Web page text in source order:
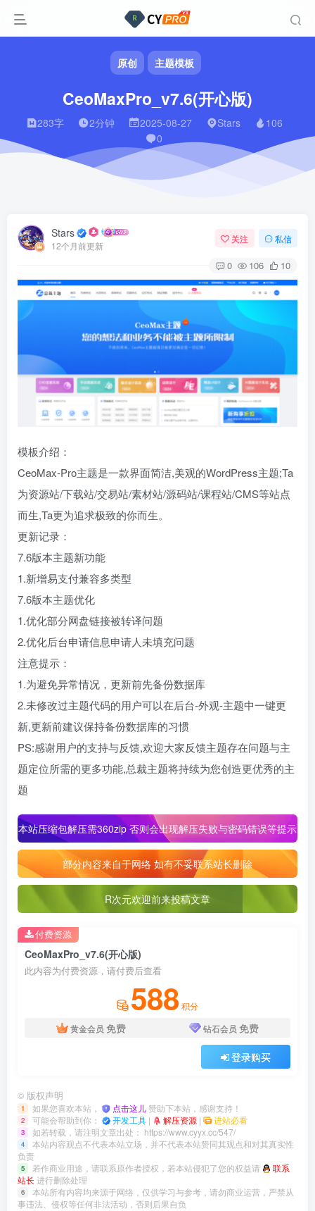
原创 主题模板
CeoMaxPro_v7.6(开心版)
283字 2分钟 2025-08-27 Stars
106
0
Stars
12个月前更新
关注 私信
0 106 10
模板介绍：
CeoMax-Pro主题是一款界面简洁,美观的WordPress主题;Ta
为资源站/下载站/交易站/素材站/源码站/课程站/CMS等站点
而生,Ta更为追求极致的你而生。
更新记录：
7.6版本主题新功能
1.新增易支付兼容多类型
7.6版本主题优化
1.优化部分网盘链接被转译问题
2.优化后台申请信息申请人未填充问题
注意提示：
1.为避免异常情况，更新前先备份数据库
2.未修改过主题代码的用户可以在后台-外观-主题中一键更
新,更新前建议保持备份数据库的习惯
PS:感谢用户的支持与反馈,欢迎大家反馈主题存在问题与主
题定位所需的更多功能,总裁主题将持续为您创造更优秀的主
题
本站压缩包解压需360zip 否则会出现解压失败与密码错误等提示
部分内容来自于网络 如有不妥联系站长删除
R次元欢迎前来投稿文章
CeoMaxPro_v7.6(开心版)
此内容为付费资源，请付费后查看
588 积分
黄金会员 免费 钻石会员 免费
登录购买
付费资源
© 版权声明
1 如果您喜欢本站， 点击这儿赞助下本站，感谢支持！
2 可能会帮助到你： 开发工具 | 解压资源 | 进站必看
3 如若转载，请注明文章出处： https://www.cyyx.cc/547/
4
本站内容观点不代表本站立场，并不代表本站赞同其观点和对其真实性
负责
5 若作商业用途，请联系原作者授权，若本站侵犯了您的权益请
联系
站长 进行删除处理
6
本站所有内容均来源于网络，仅供学习与参考，请勿商业运营，严禁从
事违法、侵权等任何非法活动，否则后果自负